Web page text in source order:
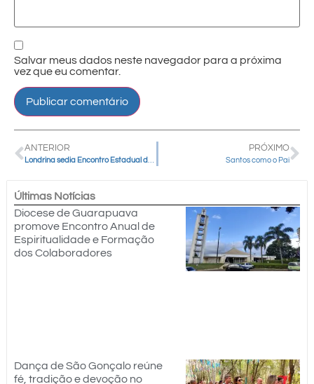
Salvar meus dados neste navegador para a próxima
vez que eu comentar.
ANTERIOR
Londrina sedia Encontro Estadual da Pastoral do Empreendedor
PRÓXIMO
Santos como o Pai
Últimas Notícias
Diocese de Guarapuava
promove Encontro Anual de
Espiritualidade e Formação
dos Colaboradores
Dança de São Gonçalo reúne
fé, tradição e devoção no